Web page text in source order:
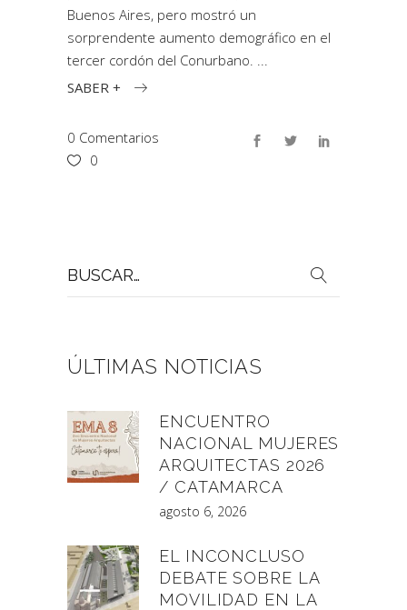
Buenos Aires, pero mostró un
sorprendente aumento demográfico en el
tercer cordón del Conurbano.
SABER +
0 Comentarios
0
por:
ÚLTIMAS NOTICIAS
ENCUENTRO
NACIONAL MUJERES
ARQUITECTAS 2026
/ CATAMARCA
agosto 6, 2026
EL INCONCLUSO
DEBATE SOBRE LA
MOVILIDAD EN LA